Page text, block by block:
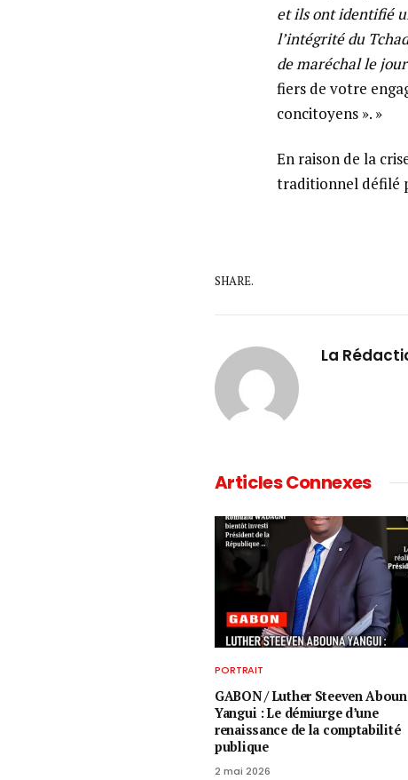
et ils ont identifié
l’intégrité du
de maréchal le
fiers de votre
concitoyens ». »
En raison de la
traditionnel défilé
SHARE.
La
Articles Connexes
PORTRAIT
GABON / ​Luther Steeven
Yangui : Le démiurge d’une
renaissance de la comptabilité
publique
2 mai 2026